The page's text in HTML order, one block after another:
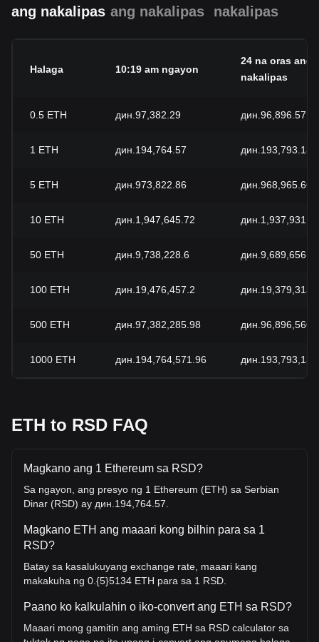
ang nakalipas ang nakalipas
nakalipas
Halaga 10:19 am ngayon
24 na oras ang
nakalipas
0.5 ETH дин.97,382.29 дин.96,896.57
1 ETH дин.194,764.57 дин.193,793.13
5 ETH дин.973,822.86 дин.968,965.66
10 ETH дин.1,947,645.72
50 ETH дин.9,738,228.6
100 ETH дин.19,476,457.2
500 ETH дин.97,382,285.98
1000 ETH дин.194,764,571.96
ETH to RSD FAQ
Magkano ang 1 Ethereum sa RSD?
Sa ngayon, ang presyo ng 1 Ethereum (ETH) sa Serbian
Dinar (RSD) ay дин.194,764.57.
Magkano ETH ang maaari kong bilhin para sa 1
RSD?
Batay sa kasalukuyang exchange rate, maaari kang
makakuha ng 0.{5}5134 ETH para sa 1 RSD.
Paano ko kalkulahin o iko-convert ang ETH sa RSD?
Maaari mong gamitin ang aming ETH sa RSD calculator sa